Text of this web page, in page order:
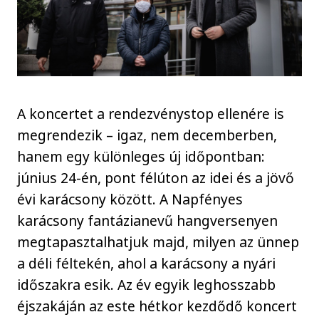
A koncertet a rendezvénystop ellenére is
megrendezik – igaz, nem decemberben,
hanem egy különleges új időpontban:
június 24-én, pont félúton az idei és a jövő
évi karácsony között. A Napfényes
karácsony fantázianevű hangversenyen
megtapasztalhatjuk majd, milyen az ünnep
a déli féltekén, ahol a karácsony a nyári
időszakra esik. Az év egyik leghosszabb
éjszakáján az este hétkor kezdődő koncert